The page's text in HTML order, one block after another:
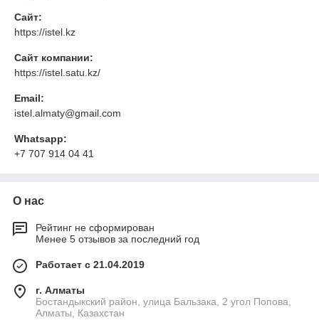
Сайт:
https://istel.kz
Сайт компании:
https://istel.satu.kz/
Email:
istel.almaty@gmail.com
Whatsapp:
+7 707 914 04 41
О нас
Рейтинг не сформирован
Менее 5 отзывов за последний год
Работает с 21.04.2019
г. Алматы
Бостандыкский район, улица Бальзака, 2 угол Попова,
Алматы, Казахстан